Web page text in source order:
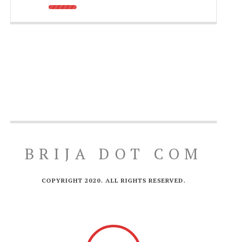
BRIJA DOT COM
COPYRIGHT 2020. ALL RIGHTS RESERVED.